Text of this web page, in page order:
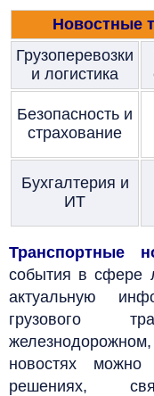
Новостные
Грузоперевозки
и логистика
Безопасность и
страхование
Бухгалтерия и
ИТ
Транспортные
события в сфере
актуальную
грузового
новостях
решениях,